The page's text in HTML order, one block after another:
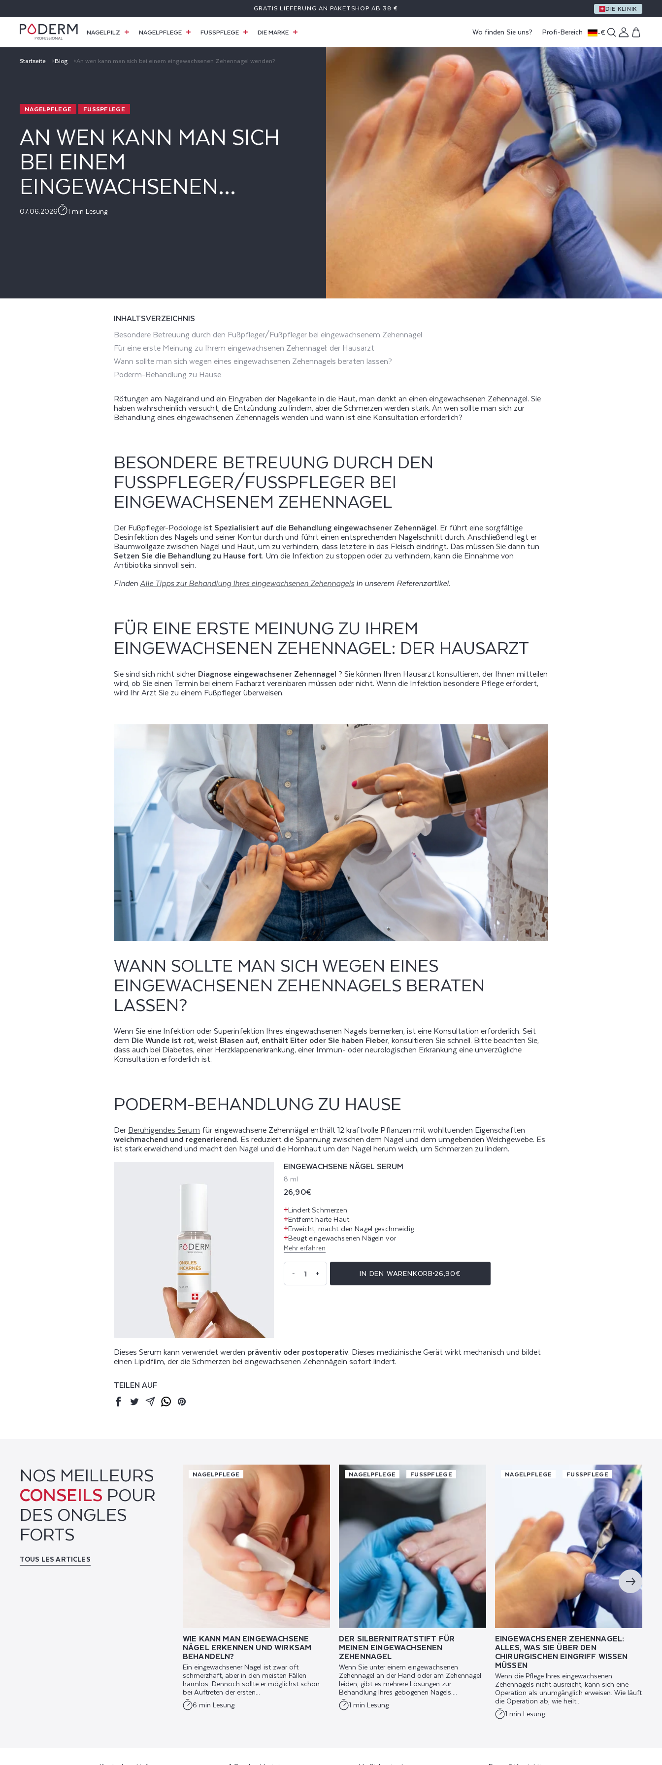
INHALT
GRATIS LIEFERUNG AN PAKETSHOP AB 38 € EIN GESCHENK AB EINEM EINKAUFSWERT VON 59 €
DIE KLINIK
NAGELPILZ NAGELPFLEGE FUSSPFLEGE DIE MARKE Wo finden Sie uns? Profi-Bereich -€ Einloggen
Warenkorb
Startseite Blog An wen kann man sich bei einem eingewachsenen Zehennagel wenden?
NAGELPFLEGE FUSSPFLEGE
AN WEN KANN MAN SICH
BEI EINEM
EINGEWACHSENEN
ZEHENNAGEL WENDEN?
07.06.2026 1 min Lesung
INHALTSVERZEICHNIS
Besondere Betreuung durch den Fußpfleger/Fußpfleger bei eingewachsenem Zehennagel
Für eine erste Meinung zu Ihrem eingewachsenen Zehennagel: der Hausarzt
Wann sollte man sich wegen eines eingewachsenen Zehennagels beraten lassen?
Poderm-Behandlung zu Hause
Rötungen am Nagelrand und ein Eingraben der Nagelkante in die Haut, man denkt an einen eingewachsenen Zehennagel. Sie
haben wahrscheinlich versucht, die Entzündung zu lindern, aber die Schmerzen werden stark. An wen sollte man sich zur
Behandlung eines eingewachsenen Zehennagels wenden und wann ist eine Konsultation erforderlich?
BESONDERE BETREUUNG DURCH DEN
FUSSPFLEGER/FUSSPFLEGER BEI EI
NGEWACHSENEM ZEHENNAGEL
Der Fußpfleger-Podologe ist Spezialisiert auf die Behandlung eingewachsener Zehennägel. Er führt eine sorgfältige
Desinfektion des Nagels und seiner Kontur durch und führt einen entsprechenden Nagelschnitt durch. Anschließend legt er
Baumwollgaze zwischen Nagel und Haut, um zu verhindern, dass letztere in das Fleisch eindringt. Das müssen Sie dann tun
Setzen Sie die Behandlung zu Hause fort. Um die Infektion zu stoppen oder zu verhindern, kann die Einnahme von
Antibiotika sinnvoll sein.
FindenAlle Tipps zur Behandlung Ihres eingewachsenen Zehennagels in unserem Referenzartikel.
FÜR EINE ERSTE MEINUNG ZU IHREM
EINGEWACHSENEN ZEHENNAGEL: DER HAUSARZT
Sie sind sich nicht sicher Diagnose eingewachsener Zehennagel ? Sie können Ihren Hausarzt konsultieren, der Ihnen mitteilen
wird, ob Sie einen Termin bei einem Facharzt vereinbaren müssen oder nicht. Wenn die Infektion besondere Pflege erfordert,
wird Ihr Arzt Sie zu einem Fußpfleger überweisen.
WANN SOLLTE MAN SICH WEGEN EINES
EINGEWACHSENEN ZEHENNAGELS BERATEN
LASSEN?
Wenn Sie eine Infektion oder Superinfektion Ihres eingewachsenen Nagels bemerken, ist eine Konsultation erforderlich. Seit
dem Die Wunde ist rot, weist Blasen auf, enthält Eiter oder Sie haben Fieber, konsultieren Sie schnell. Bitte beachten Sie,
dass auch bei Diabetes, einer Herzklappenerkrankung, einer Immun- oder neurologischen Erkrankung eine unverzügliche
Konsultation erforderlich ist.
PODERM-BEHANDLUNG ZU HAUSE
Der Beruhigendes Serum für eingewachsene Zehennägel enthält 12 kraftvolle Pflanzen mit wohltuenden Eigenschaften
weichmachend und regenerierend. Es reduziert die Spannung zwischen dem Nagel und dem umgebenden Weichgewebe. Es
ist stark erweichend und macht den Nagel und die Hornhaut um den Nagel herum weich, um Schmerzen zu lindern.
EINGEWACHSENE NÄGEL SERUM
8 ml
Normaler
26,90€
Lindert Schmerzen
Entfernt harte Haut
Erweicht, macht den Nagel geschmeidig
Beugt eingewachsenen Nägeln vor
Mehr erfahren
Anzahl
Verringere
Menge
- Erhöhe
Menge
+ IN DEN WARENKORB 26,90€
Dieses Serum kann verwendet werden präventiv oder postoperativ. Dieses medizinische Gerät wirkt mechanisch und bildet
einen Lipidfilm, der die Schmerzen bei eingewachsenen Zehennägeln sofort lindert.
TEILEN AUF
FacebookTwitterMail WhatsappPinterest
NOS MEILLEURS
CONSEILS POUR
DES ONGLES
FORTS
TOUS LES ARTICLES
NAGELPFLEGE
WIE KANN MAN EINGEWACHSENE
NÄGEL ERKENNEN UND WIRKSAM
BEHANDELN?
Ein eingewachsener Nagel ist zwar oft
schmerzhaft, aber in den meisten Fällen
harmlos. Dennoch sollte er möglichst schon
bei Auftreten der ersten...
6 min Lesung
NAGELPFLEGE FUSSPFLEGE
DER SILBERNITRATSTIFT FÜR
MEINEN EINGEWACHSENEN
ZEHENNAGEL
Wenn Sie unter einem eingewachsenen
Zehennagel an der Hand oder am Zehennagel
leiden, gibt es mehrere Lösungen zur
Behandlung Ihres gebogenen Nagels....
1 min Lesung
NAGELPFLEGE FUSSPFLEGE
EINGEWACHSENER ZEHENNAGEL:
ALLES, WAS SIE ÜBER DEN
CHIRURGISCHEN EINGRIFF WISSEN
MÜSSEN
Wenn die Pflege Ihres eingewachsenen
Zehennagels nicht ausreicht, kann sich eine
Operation als unumgänglich erweisen. Wie läuft
die Operation ab, wie heilt...
1 min Lesung